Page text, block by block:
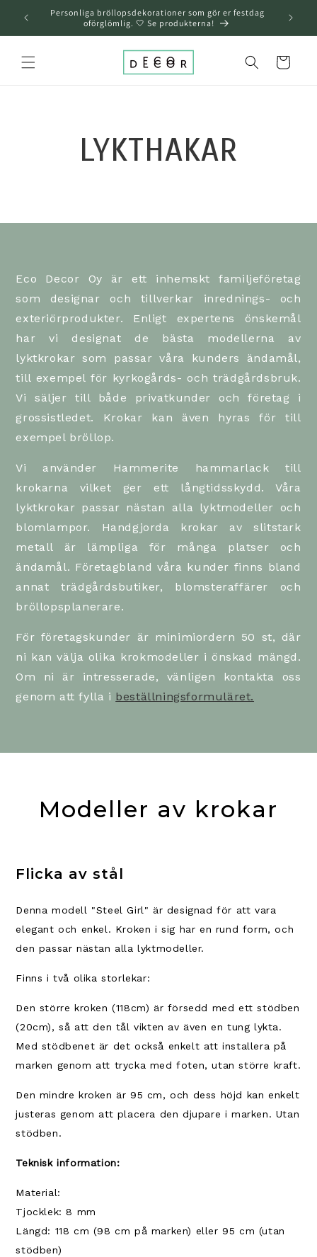
över och
gå till
innehållet
Personliga bröllopsdekorationer som gör er festdag
oförglömlig. 🤍 Se produkterna!
Varukorg
LYKTHAKAR
Eco Decor Oy är ett inhemskt familjeföretag
som designar och tillverkar inrednings- och
exteriörprodukter. Enligt expertens önskemål
har vi designat de bästa modellerna av
lyktkrokar som passar våra kunders ändamål,
till exempel för kyrkogårds- och trädgårdsbruk.
Vi säljer till både privatkunder och företag i
grossistledet. Krokar kan även hyras för till
exempel bröllop.
Vi använder Hammerite hammarlack till
krokarna vilket ger ett långtidsskydd. Våra
lyktkrokar passar nästan alla lyktmodeller och
blomlampor. Handgjorda krokar av slitstark
metall är lämpliga för många platser och
ändamål. Företagbland våra kunder finns bland
annat trädgårdsbutiker, blomsteraffärer och
bröllopsplanerare.
För företagskunder är minimiordern 50 st, där
ni kan välja olika krokmodeller i önskad mängd.
Om ni är intresserade, vänligen kontakta oss
genom att fylla i beställningsformuläret.
Modeller av krokar
Flicka av stål
Denna modell "Steel Girl" är designad för att vara
elegant och enkel. Kroken i sig har en rund form, och
den passar nästan alla lyktmodeller.
Finns i två olika storlekar:
Den större kroken (118cm) är försedd med ett stödben
(20cm), så att den tål vikten av även en tung lykta.
Med stödbenet är det också enkelt att installera på
marken genom att trycka med foten, utan större kraft.
Den mindre kroken är 95 cm, och dess höjd kan enkelt
justeras genom att placera den djupare i marken. Utan
stödben.
Teknisk information:
Material:
Tjocklek: 8 mm
Längd: 118 cm (98 cm på marken) eller 95 cm (utan
stödben)